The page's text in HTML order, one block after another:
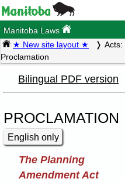
Manitoba Laws
★ New site layout ★ Acts:
Proclamation
Bilingual PDF version
PROCLAMATION
English only
The Planning
Amendment Act